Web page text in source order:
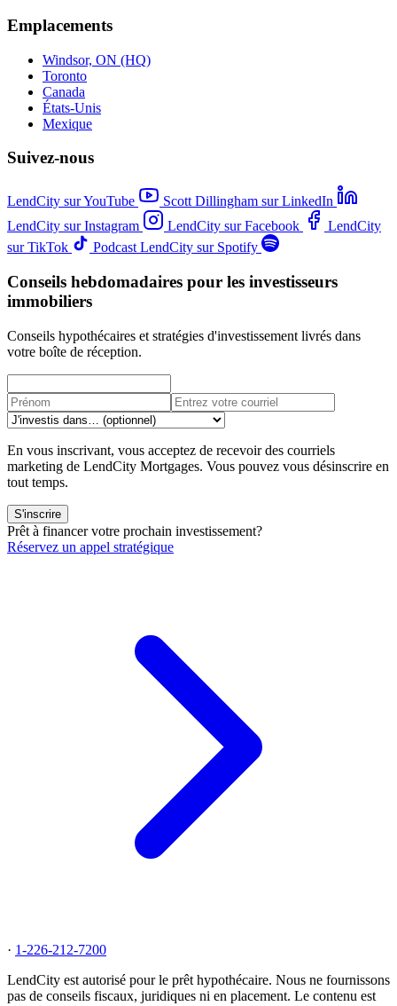
Emplacements
Windsor, ON (HQ)
Toronto
Canada
États-Unis
Mexique
Suivez-nous
LendCity sur YouTube
Scott Dillingham sur LinkedIn
LendCity sur Instagram
LendCity sur Facebook
LendCity
sur TikTok
Podcast LendCity sur Spotify
Conseils hebdomadaires pour les investisseurs
immobiliers
Conseils hypothécaires et stratégies d'investissement livrés dans
votre boîte de réception.
En vous inscrivant, vous acceptez de recevoir des courriels
marketing de LendCity Mortgages. Vous pouvez vous désinscrire en
tout temps.
S'inscrire
Prêt à financer votre prochain investissement?
Réservez un appel stratégique
· 1-226-212-7200
LendCity est autorisé pour le prêt hypothécaire. Nous ne fournissons
pas de conseils fiscaux, juridiques ni en placement. Le contenu est